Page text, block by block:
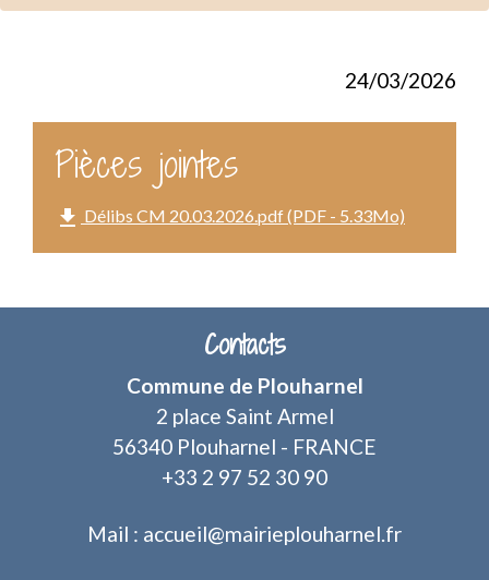
24/03/2026
Pièces jointes
file_download Délibs CM 20.03.2026.pdf (PDF - 5.33Mo)
Contacts
Commune de Plouharnel
2 place Saint Armel
56340 Plouharnel - FRANCE
+33 2 97 52 30 90
Mail : accueil@mairieplouharnel.fr